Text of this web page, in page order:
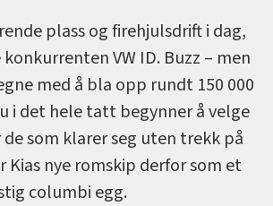
plass og firehjulsdrift i dag,
VW ID. Buzz – men
med å bla opp rundt 150 000
i det hele tatt begynner å velge
som klarer seg uten trekk på
Kias nye romskip derfor som et
columbi egg.